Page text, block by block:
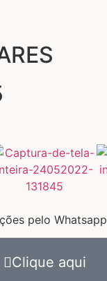
pelo Whatsapp
Clique aqui